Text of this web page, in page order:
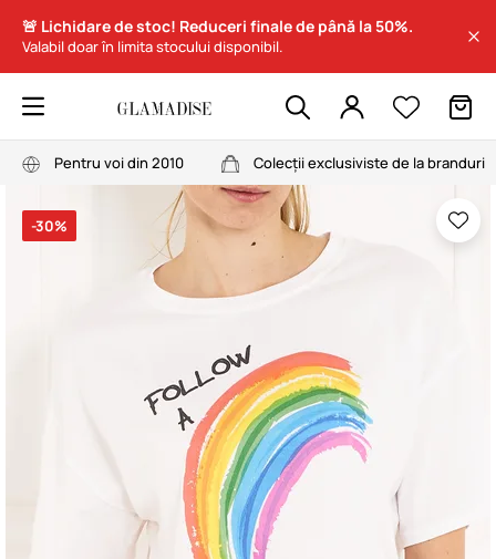
🚨 Lichidare de stoc! Reduceri finale de până la 50%.
Valabil doar în limita stocului disponibil.
Pentru voi din 2010 Colecții exclusiviste de la branduri
-30%